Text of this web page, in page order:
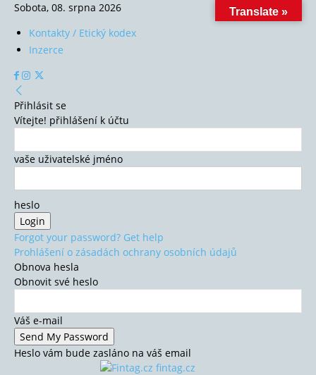
Sobota, 08. srpna 2026
Kontakty / Etický kodex
Inzerce
Přihlásit se
Vítejte! přihlášení k účtu
vaše uživatelské jméno
heslo
Forgot your password? Get help
Prohlášení o zásadách ochrany osobních údajů
Obnova hesla
Obnovit své heslo
Váš e-mail
Heslo vám bude zasláno na váš email
fintag.cz
Translate »